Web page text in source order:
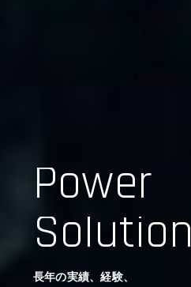
Power
Solution
長年の実績、経験、